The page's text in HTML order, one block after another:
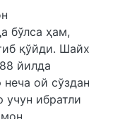
бўлса ҳам,
қўйди. Шайх
йилда
ой сўздан
учун ибратли